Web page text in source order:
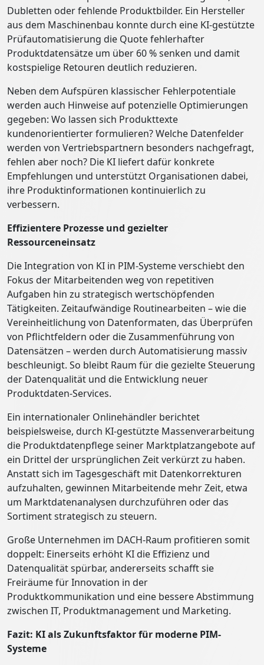
Dubletten oder fehlende Produktbilder. Ein Hersteller
aus dem Maschinenbau konnte durch eine KI-gestützte
Prüfautomatisierung die Quote fehlerhafter
Produktdatensätze um über 60 % senken und damit
kostspielige Retouren deutlich reduzieren.
Neben dem Aufspüren klassischer Fehlerpotentiale
werden auch Hinweise auf potenzielle Optimierungen
gegeben: Wo lassen sich Produkttexte
kundenorientierter formulieren? Welche Datenfelder
werden von Vertriebspartnern besonders nachgefragt,
fehlen aber noch? Die KI liefert dafür konkrete
Empfehlungen und unterstützt Organisationen dabei,
ihre Produktinformationen kontinuierlich zu
verbessern.
Effizientere Prozesse und gezielter
Ressourceneinsatz
Die Integration von KI in PIM-Systeme verschiebt den
Fokus der Mitarbeitenden weg von repetitiven
Aufgaben hin zu strategisch wertschöpfenden
Tätigkeiten. Zeitaufwändige Routinearbeiten – wie die
Vereinheitlichung von Datenformaten, das Überprüfen
von Pflichtfeldern oder die Zusammenführung von
Datensätzen – werden durch Automatisierung massiv
beschleunigt. So bleibt Raum für die gezielte Steuerung
der Datenqualität und die Entwicklung neuer
Produktdaten-Services.
Ein internationaler Onlinehändler berichtet
beispielsweise, durch KI-gestützte Massenverarbeitung
die Produktdatenpflege seiner Marktplatzangebote auf
ein Drittel der ursprünglichen Zeit verkürzt zu haben.
Anstatt sich im Tagesgeschäft mit Datenkorrekturen
aufzuhalten, gewinnen Mitarbeitende mehr Zeit, etwa
um Marktdatenanalysen durchzuführen oder das
Sortiment strategisch zu steuern.
Große Unternehmen im DACH-Raum profitieren somit
doppelt: Einerseits erhöht KI die Effizienz und
Datenqualität spürbar, andererseits schafft sie
Freiräume für Innovation in der
Produktkommunikation und eine bessere Abstimmung
zwischen IT, Produktmanagement und Marketing.
Fazit: KI als Zukunftsfaktor für moderne PIM-
Systeme